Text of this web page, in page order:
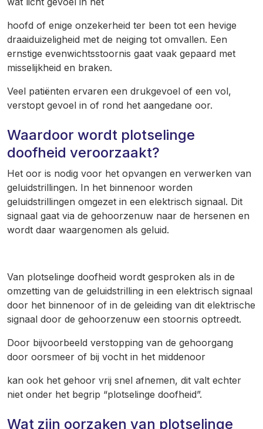
hoofd of enige onzekerheid ter been tot een hevige
draaiduizeligheid met de neiging tot omvallen. Een
ernstige evenwichtsstoornis gaat vaak gepaard met
misselijkheid en braken.
Veel patiënten ervaren een drukgevoel of een vol,
verstopt gevoel in of rond het aangedane oor.
Waardoor wordt plotselinge
doofheid veroorzaakt?
Het oor is nodig voor het opvangen en verwerken van
geluidstrillingen. In het binnenoor worden
geluidstrillingen omgezet in een elektrisch signaal. Dit
signaal gaat via de gehoorzenuw naar de hersenen en
wordt daar waargenomen als geluid.
Van plotselinge doofheid wordt gesproken als in de
omzetting van de geluidstrilling in een elektrisch signaal
door het binnenoor of in de geleiding van dit elektrische
signaal door de gehoorzenuw een stoornis optreedt.
Door bijvoorbeeld verstopping van de gehoorgang
door oorsmeer of bij vocht in het middenoor
kan ook het gehoor vrij snel afnemen, dit valt echter
niet onder het begrip “plotselinge doofheid”.
Wat zijn oorzaken van plotselinge